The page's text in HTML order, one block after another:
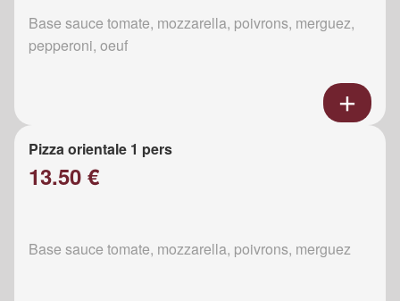
Base sauce tomate, mozzarella, poivrons, merguez,
pepperoni, oeuf
Pizza orientale 1 pers
13.50 €
Base sauce tomate, mozzarella, poivrons, merguez